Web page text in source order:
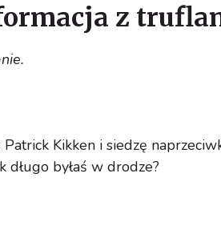
z
Patrick Kikken i siedzę
długo byłaś w drodze?